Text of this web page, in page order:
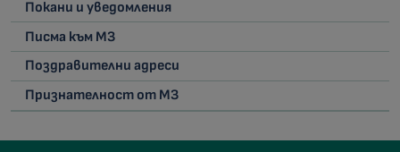
Покани и уведомления
Писма към МЗ
Поздравителни адреси
Признателност от МЗ